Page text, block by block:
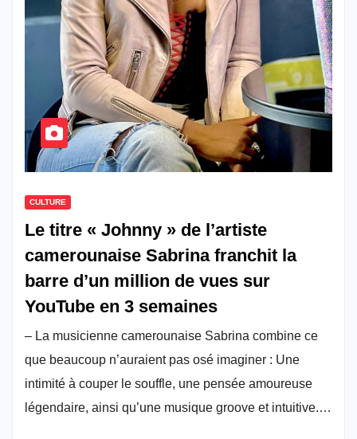
CULTURE
Le titre « Johnny » de l’artiste
camerounaise Sabrina franchit la
barre d’un million de vues sur
YouTube en 3 semaines
– La musicienne camerounaise Sabrina combine ce
que beaucoup n’auraient pas osé imaginer : Une
intimité à couper le souffle, une pensée amoureuse
légendaire, ainsi qu’une musique groove et intuitive.…